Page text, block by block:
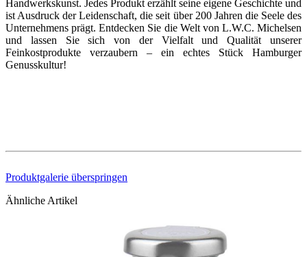
Handwerkskunst. Jedes Produkt erzählt seine eigene Geschichte und
ist Ausdruck der Leidenschaft, die seit über 200 Jahren die Seele des
Unternehmens prägt. Entdecken Sie die Welt von L.W.C. Michelsen
und lassen Sie sich von der Vielfalt und Qualität unserer
Feinkostprodukte verzaubern – ein echtes Stück Hamburger
Genusskultur!
Produktgalerie überspringen
Ähnliche Artikel